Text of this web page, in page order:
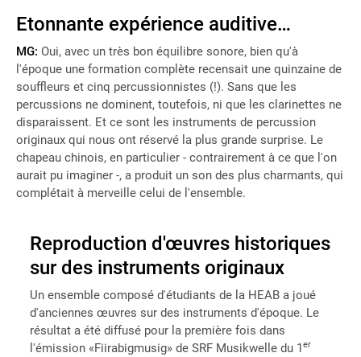
Etonnante expérience auditive…
MG: Oui, avec un très bon équilibre sonore, bien qu'à
l'époque une formation complète recensait une quinzaine de
souffleurs et cinq percussionnistes (!). Sans que les
percussions ne dominent, toutefois, ni que les clarinettes ne
disparaissent. Et ce sont les instruments de percussion
originaux qui nous ont réservé la plus grande surprise. Le
chapeau chinois, en particulier - contrairement à ce que l'on
aurait pu imaginer -, a produit un son des plus charmants, qui
complétait à merveille celui de l'ensemble.
Reproduction d'œuvres historiques
sur des instruments originaux
Un ensemble composé d'étudiants de la HEAB a joué
d'anciennes œuvres sur des instruments d'époque. Le
résultat a été diffusé pour la première fois dans
l'émission «Fiirabigmusig» de SRF Musikwelle du 1er